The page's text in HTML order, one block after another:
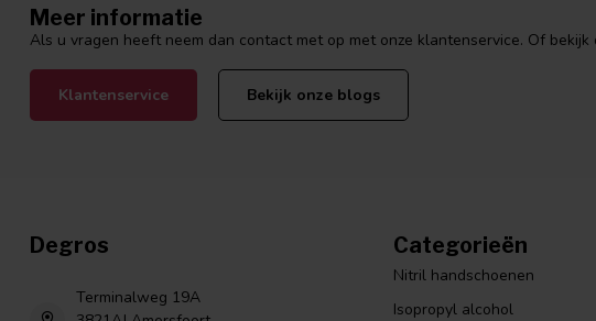
Meer informatie
Als u vragen heeft neem dan contact met op met onze klantenservice. Of bekijk
Klantenservice Bekijk onze blogs
Degros
Terminalweg 19A
Categorieën
Nitril handschoenen
Isopropyl alcohol